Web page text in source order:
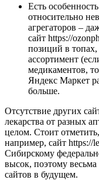
Есть
относительно
агрегаторов –
сайт https://
позиций в
ассортимент
медикаментов,
Яндекс Маркет
больше.
Отсутствие других
лекарства от разных
целом. Стоит
например, сайт https://
Сибирскому
высок, поэтому
сайтов в будущем.